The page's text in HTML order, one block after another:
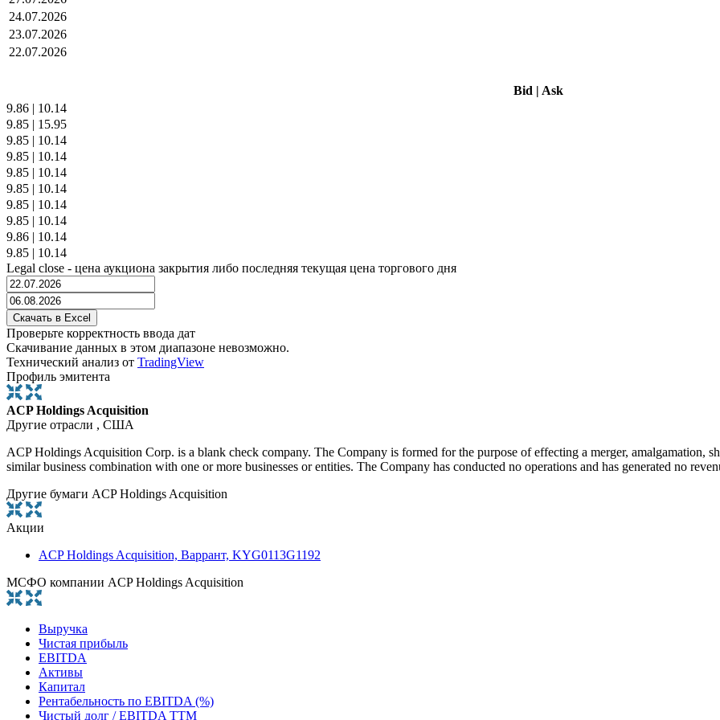
24.07.2026
23.07.2026
22.07.2026
Bid | Ask
9.86 | 10.14
9.85 | 15.95
9.85 | 10.14
9.85 | 10.14
9.85 | 10.14
9.85 | 10.14
9.85 | 10.14
9.85 | 10.14
9.86 | 10.14
9.85 | 10.14
Legal close - цена аукциона закрытия либо последняя текущая цена торгового дня
Проверьте корректность ввода дат
Скачивание данных в этом диапазоне невозможно.
Технический анализ от TradingView
Профиль эмитента
ACP Holdings Acquisition
Другие отрасли , США
ACP Holdings Acquisition Corp. is a blank check company. The Company is formed for the purpose of effecting a merger, amalgamation,
similar business combination with one or more businesses or entities. The Company has conducted no operations and has generated no
Другие бумаги ACP Holdings Acquisition
Акции
ACP Holdings Acquisition, Варрант, KYG0113G1192
МСФО компании ACP Holdings Acquisition
Выручка
Чистая прибыль
EBITDA
Активы
Капитал
Рентабельность по EBITDA (%)
Чистый долг / EBITDA TTM